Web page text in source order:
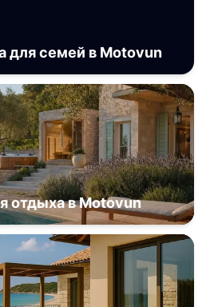
для семей в Motovun
отдыха в Motovun